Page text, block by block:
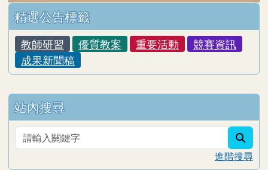
左邊區域內容
精選公告標籤
教師研習 優質教案 重要活動
競賽資訊
成果新聞稿
站內搜尋
進階搜尋